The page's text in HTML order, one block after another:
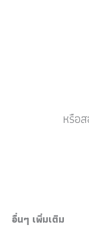
หรือ
อื่นๆ เพิ่มเติม